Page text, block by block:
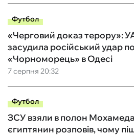
Футбол
7 серпня 20:32
«Черговий доказ терору»:
засудила російський удар
«Чорноморець» в Одесі
Футбол
ЗСУ взяли в полон
єгиптянин розповів, чому